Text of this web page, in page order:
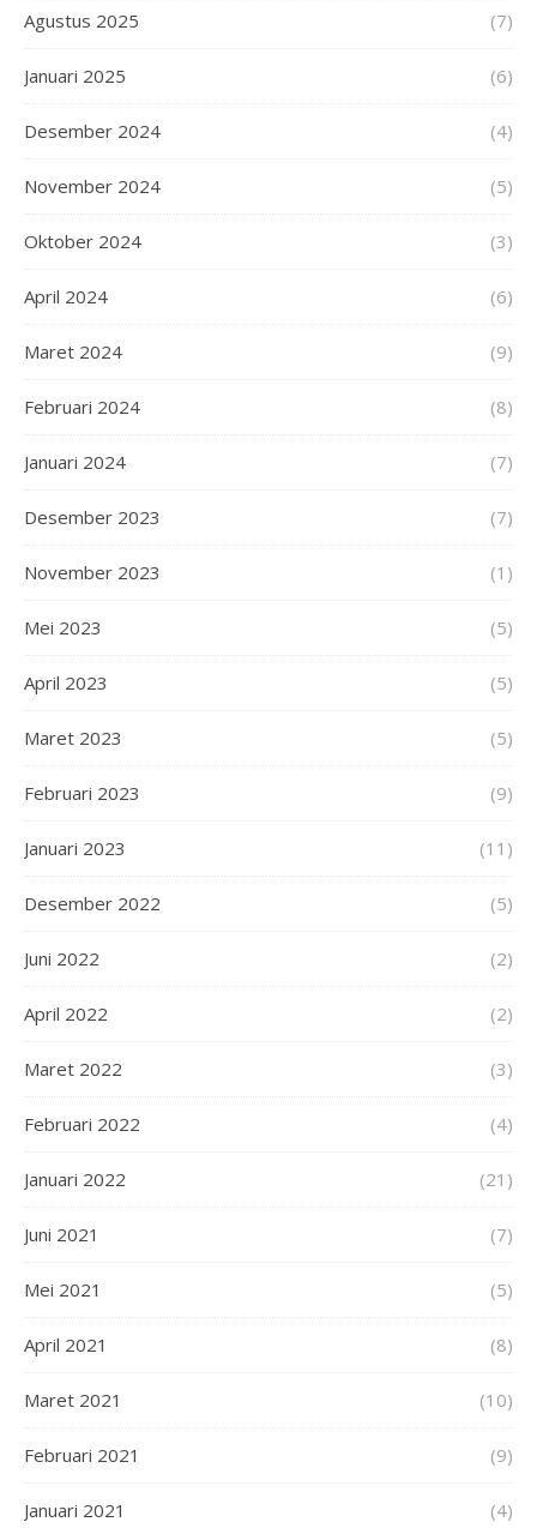
Agustus 2025 (7)
Januari 2025 (6)
Desember 2024 (4)
November 2024 (5)
Oktober 2024 (3)
April 2024 (6)
Maret 2024 (9)
Februari 2024 (8)
Januari 2024 (7)
Desember 2023 (7)
November 2023 (1)
Mei 2023 (5)
April 2023 (5)
Maret 2023 (5)
Februari 2023 (9)
Januari 2023 (11)
Desember 2022 (5)
Juni 2022 (2)
April 2022 (2)
Maret 2022 (3)
Februari 2022 (4)
Januari 2022 (21)
Juni 2021 (7)
Mei 2021 (5)
April 2021 (8)
Maret 2021 (10)
Februari 2021 (9)
Januari 2021 (4)